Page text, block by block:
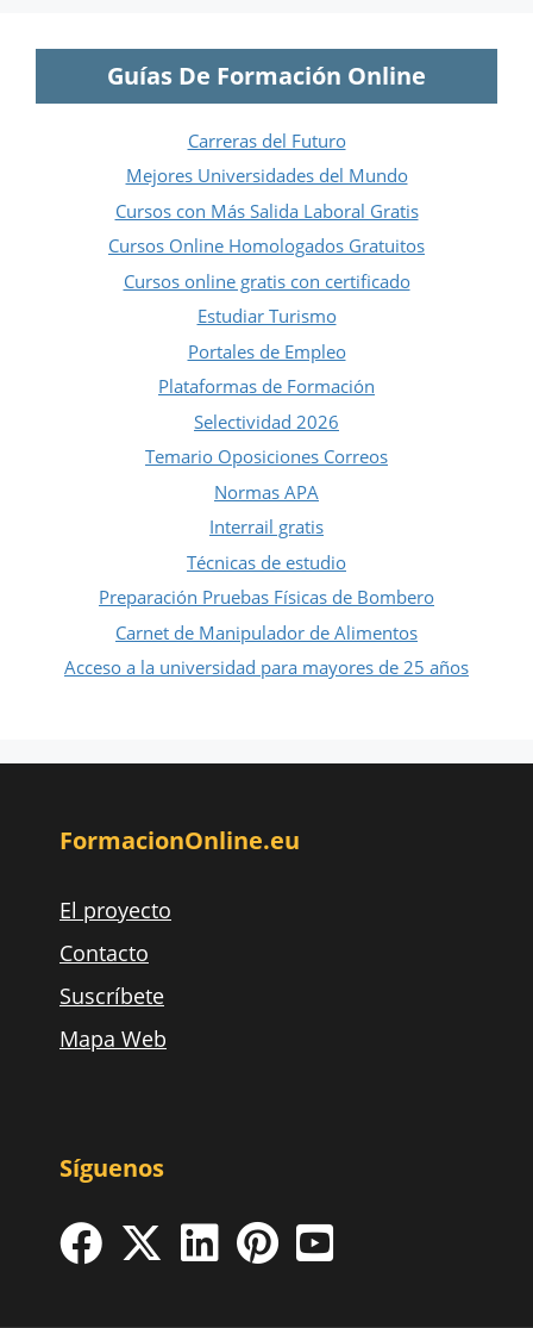
Guías De Formación Online
Carreras del Futuro
Mejores Universidades del Mundo
Cursos con Más Salida Laboral Gratis
Cursos Online Homologados Gratuitos
Cursos online gratis con certificado
Estudiar Turismo
Portales de Empleo
Plataformas de Formación
Selectividad 2026
Temario Oposiciones Correos
Normas APA
Interrail gratis
Técnicas de estudio
Preparación Pruebas Físicas de Bombero
Carnet de Manipulador de Alimentos
Acceso a la universidad para mayores de 25 años
FormacionOnline.eu
El proyecto
Contacto
Suscríbete
Mapa Web
Síguenos